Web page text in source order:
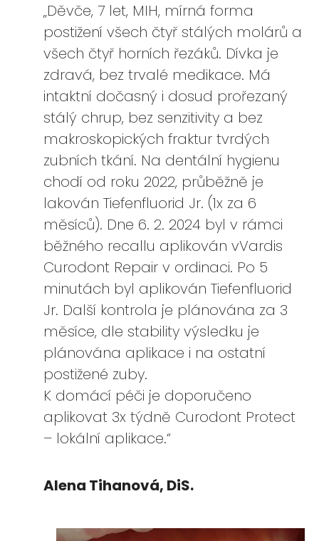
„Děvče, 7 let, MIH, mírná forma
postižení všech čtyř stálých molárů a
všech čtyř horních řezáků. Dívka je
zdravá, bez trvalé medikace. Má
intaktní dočasný i dosud prořezaný
stálý chrup, bez senzitivity a bez
makroskopických fraktur tvrdých
zubních tkání. Na dentální hygienu
chodí od roku 2022, průběžně je
lakován Tiefenfluorid Jr. (1x za 6
měsíců). Dne 6. 2. 2024 byl v rámci
běžného recallu aplikován vVardis
Curodont Repair v ordinaci. Po 5
minutách byl aplikován Tiefenfluorid
Jr. Další kontrola je plánována za 3
měsíce, dle stability výsledku je
plánována aplikace i na ostatní
postižené zuby.
K domácí péči je doporučeno
aplikovat 3x týdně Curodont Protect
– lokální aplikace.“
Alena Tihanová, DiS.